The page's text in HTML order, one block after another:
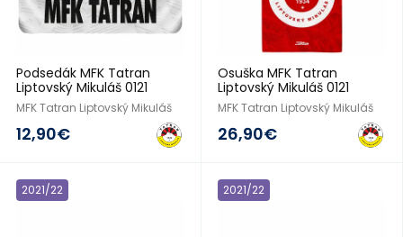
Podsedák MFK Tatran
Liptovský Mikuláš 0121
MFK Tatran Liptovský Mikuláš
12,90€
Osuška MFK Tatran
Liptovský Mikuláš 0121
MFK Tatran Liptovský Mikuláš
26,90€
2021/22 2021/22